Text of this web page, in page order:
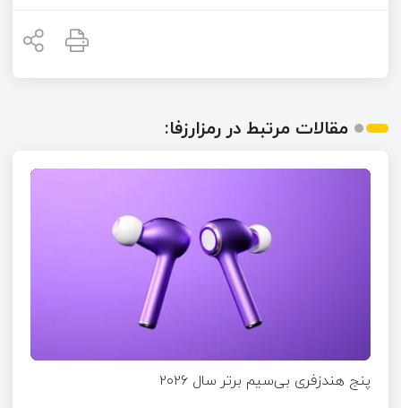
مقالات مرتبط در رمزارزفا:
پنج هندزفری بی‌سیم برتر سال ۲۰۲۶